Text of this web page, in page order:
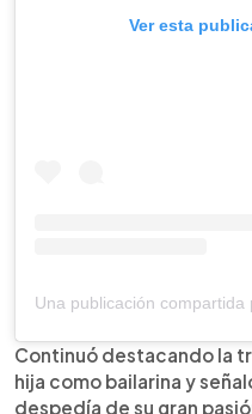
Ver esta
Continuó destacando la
hija como bailarina y
despedía de su gran